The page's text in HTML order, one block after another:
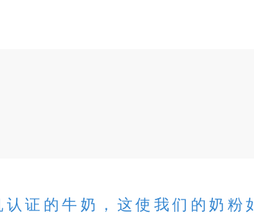
认证的牛奶，这使我们的奶粉